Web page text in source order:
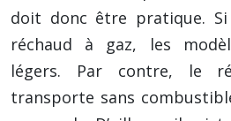
doit donc être pratique. Si
réchaud à gaz, les
légers. Par contre, le
transporte sans